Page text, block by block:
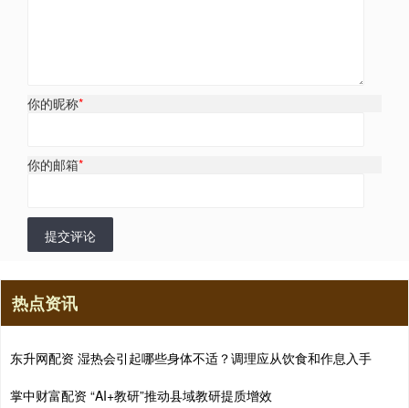
你的昵称*
你的邮箱*
提交评论
热点资讯
东升网配资 湿热会引起哪些身体不适？调理应从饮食和作息入手
掌中财富配资 “AI+教研”推动县域教研提质增效